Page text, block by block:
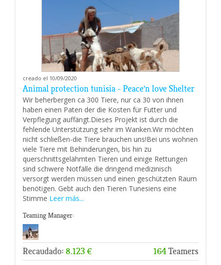
creado el 10/09/2020
Animal protection tunisia - Peace'n love Shelter
Wir beherbergen ca 300 Tiere, nur ca 30 von ihnen
haben einen Paten der die Kosten für Futter und
Verpflegung auffängt.Dieses Projekt ist durch die
fehlende Unterstützung sehr im Wanken.Wir möchten
nicht schließen-die Tiere brauchen uns!Bei uns wohnen
viele Tiere mit Behinderungen, bis hin zu
querschnittsgelähmten Tieren und einige Rettungen
sind schwere Notfälle die dringend medizinisch
versorgt werden müssen und einen geschützten Raum
benötigen. Gebt auch den Tieren Tunesiens eine
Stimme Leer más...
Teaming Manager:
Recaudado: 8.123 € 164Teamers